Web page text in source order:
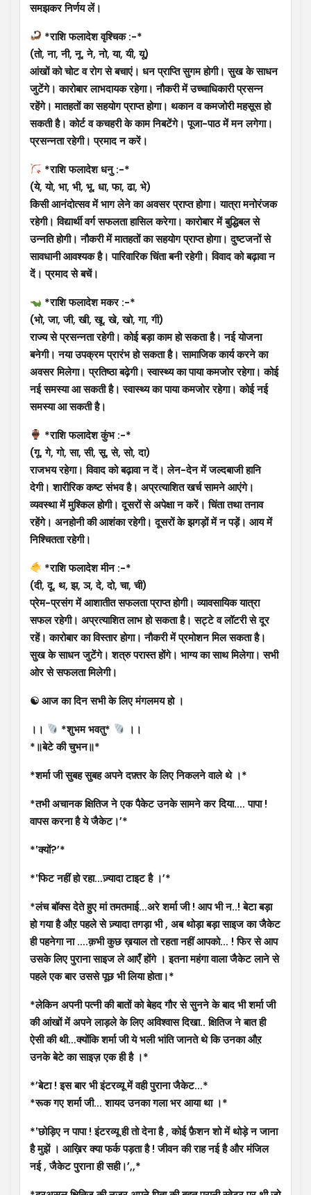
समझकर निर्णय लें।
*राशि फलादेश वृश्चिक :-*
(तो, ना, नी, नू, ने, नो, या, यी, यू)
आंखों को चोट व रोग से बचाएं। धन प्राप्ति सुगम होगी। सुख के साधन
जुटेंगे। कारोबार लाभदायक रहेगा। नौकरी में उच्चाधिकारी प्रसन्न
रहेंगे। मातहतों का सहयोग प्राप्त होगा। थकान व कमजोरी महसूस हो
सकती है। कोर्ट व कचहरी के काम निबटेंगे। पूजा-पाठ में मन लगेगा।
प्रसन्नता रहेगी। प्रमाद न करें।
*राशि फलादेश धनु :-*
(ये, यो, भा, भी, भू, धा, फा, ढा, भे)
किसी आनंदोत्सव में भाग लेने का अवसर प्राप्त होगा। यात्रा मनोरंजक
रहेगी। विद्यार्थी वर्ग सफलता हासिल करेगा। कारोबार में बुद्धिबल से
उन्नति होगी। नौकरी में मातहतों का सहयोग प्राप्त होगा। दुष्टजनों से
सावधानी आवश्यक है। पारिवारिक चिंता बनी रहेगी। विवाद को बढ़ावा न
दें। प्रमाद से बचें।
*राशि फलादेश मकर :-*
(भो, जा, जी, खी, खू, खे, खो, गा, गी)
राज्य से प्रसन्नता रहेगी। कोई बड़ा काम हो सकता है। नई योजना
बनेगी। नया उपक्रम प्रारंभ हो सकता है। सामाजिक कार्य करने का
अवसर मिलेगा। प्रतिष्ठा बढ़ेगी। स्वास्थ्‍य का पाया कमजोर रहेगा। कोई
नई समस्या आ सकती है। स्वास्थ्य का पाया कमजोर रहेगा। कोई नई
समस्या आ सकती है।
*राशि फलादेश कुंभ :-*
(गू, गे, गो, सा, सी, सू, से, सो, दा)
राजभय रहेगा। विवाद को बढ़ावा न दें। लेन-देन में जल्दबाजी हानि
देगी। शारीरिक कष्ट संभव है। अप्रत्याशित खर्च सामने आएंगे।
व्यवस्था में मुश्किल होगी। दूसरों से अपेक्षा न करें। चिंता तथा तनाव
रहेंगे। अनहोनी की आशंका रहेगी। दूसरों के झगड़ों में न पड़ें। आय में
निश्चितता रहेगी।
*राशि फलादेश मीन :-*
(दी, दू, थ, झ, ञ, दे, दो, चा, ची)
प्रेम-प्रसंग में आशातीत सफलता प्राप्त होगी। व्यावसायिक यात्रा
सफल रहेगी। अप्रत्याशित लाभ हो सकता है। सट्टे व लॉटरी से दूर
रहें। कारोबार का विस्तार होगा। नौकरी में प्रमोशन मिल सकता है।
सुख के साधन जुटेंगे। शत्रु परास्त होंगे। भाग्य का साथ मिलेगा। सभी
ओर से सफलता मिलेगी।
☯ आज का दिन सभी के लिए मंगलमय हो ।
।। *शुभम भवतु*
।।
*॥बेटे की चुभन॥*
*शर्मा जी सुबह सुबह अपने दफ़्तर के लिए निकलने वाले थे ।*
*तभी अचानक क्षितिज ने एक पैकेट उनके सामने कर दिया…. पापा !
वापस करना है ये जैकेट।’*
*‛क्यों?’*
*‛फिट नहीं हो रहा…ज़्यादा टाइट है ।’*
*लंच बॉक्स देते हुए मां तमतमाई…अरे शर्मा जी ! आप भी न..! बेटा बड़ा
हो गया है औऱ पहले से ज़्यादा तगड़ा भी , अब थोड़ा बड़ा साइज का जैकेट
ही पहनेगा ना ….क़भी कुछ ख़याल तो रहता नहीं आपको… ! फिर से आप
उसके लिए पुराना साइज ले आएँ होंगे । इतना महंगा वाला जैकेट लाने से
पहले एक बार उससे पूछ भी लिया होता।*
*लेकिन अपनी पत्नी की बातों को बेहद गौर से सुनने के बाद भी शर्मा जी
की आंखों में अपने लाड़ले के लिए अविश्वास दिखा.. क्षितिज ने बात ही
ऐसी की थी…क्योंकि शर्मा जी ये भली भांति जानते थे कि उनका औऱ
उनके बेटे का साइज़ एक ही है ।*
*’बेटा ! इस बार भी इंटरव्यू में वही पुराना जैकेट…*
*रूक गए शर्मा जी… शायद उनका गला भर आया था ।*
*‛छोड़िए न पापा ! इंटरव्यू ही तो देना है , कोई फ़ैशन शो में थोड़े न जाना
है मुझें । आख़िर क्या फर्क पड़ता है ! जीवन की राह नई है और मंजिल
नई , जैकेट पुराना ही सही।’,,*